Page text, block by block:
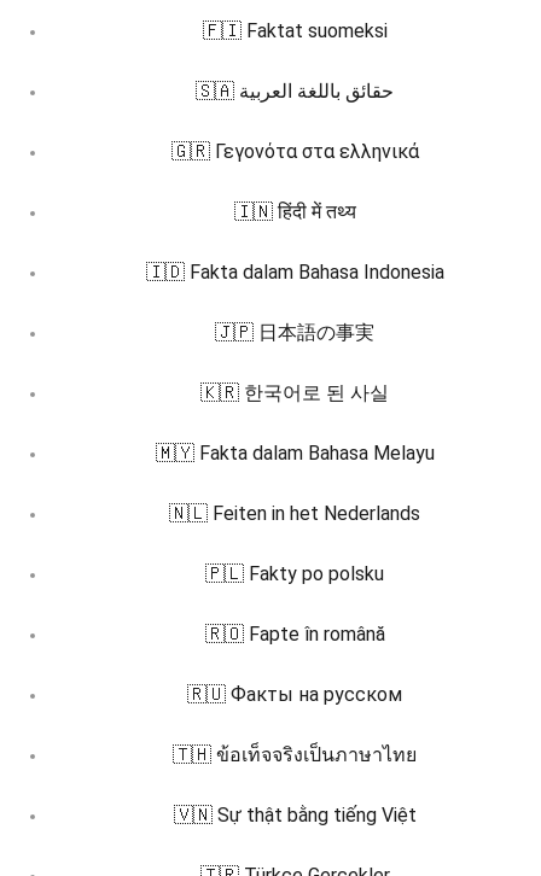
🇫🇮 Faktat suomeksi
🇸🇦 حقائق باللغة العربية
🇬🇷 Γεγονότα στα ελληνικά
🇮🇳 हिंदी में तथ्य
🇮🇩 Fakta dalam Bahasa Indonesia
🇯🇵 日本語の事実
🇰🇷 한국어로 된 사실
🇲🇾 Fakta dalam Bahasa Melayu
🇳🇱 Feiten in het Nederlands
🇵🇱 Fakty po polsku
🇷🇴 Fapte în română
🇷🇺 Факты на русском
🇹🇭 ข้อเท็จจริงเป็นภาษาไทย
🇻🇳 Sự thật bằng tiếng Việt